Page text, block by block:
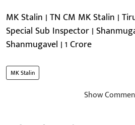
MK Stalin | TN CM MK Stalin |
Special Sub Inspector |
Shanmugavel | 1 Crore
MK Stalin
Show